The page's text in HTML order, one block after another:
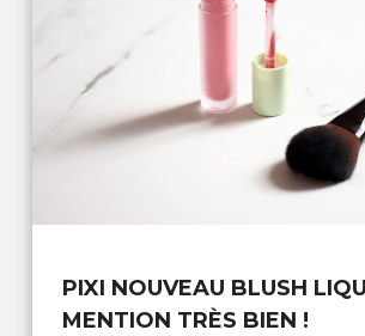
PIXI NOUVEAU BLUSH
MENTION TRÈS BIEN !